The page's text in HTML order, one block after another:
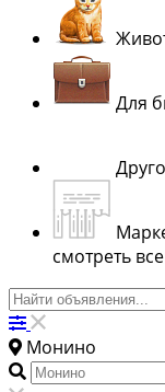
Для
смотреть
Монино